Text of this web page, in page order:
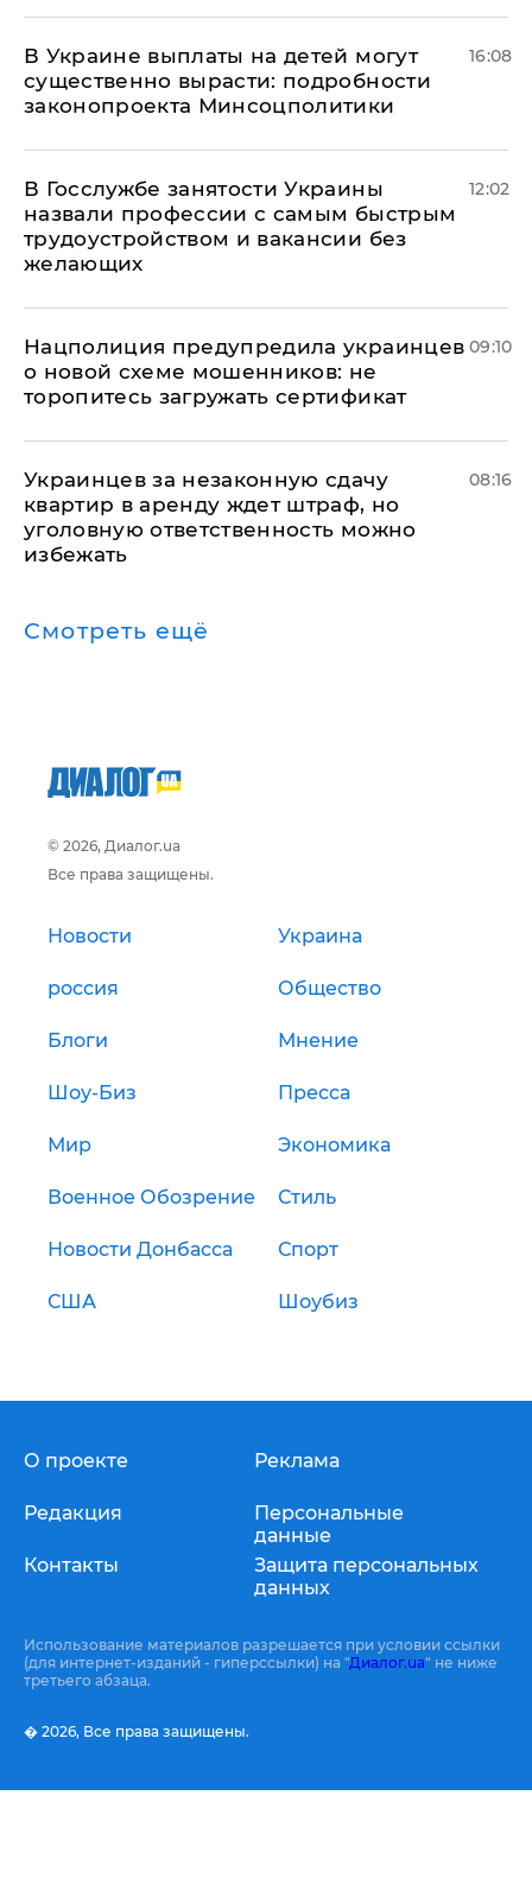
В Украине выплаты на детей могут
существенно вырасти: подробности
законопроекта Минсоцполитики
16:08
В Госслужбе занятости Украины
назвали профессии с самым быстрым
трудоустройством и вакансии без
желающих
12:02
Нацполиция предупредила украинцев
о новой схеме мошенников: не
торопитесь загружать сертификат
09:10
Украинцев за незаконную сдачу
квартир в аренду ждет штраф, но
уголовную ответственность можно
избежать
08:16
Смотреть ещё
© 2026, Диалог.ua
Все права защищены.
Новости Украина
россия Общество
Блоги Мнение
Шоу-Биз Пресса
Мир Экономика
Военное Обозрение Стиль
Новости Донбасса Спорт
США Шоубиз
О проекте
Редакция
Контакты
Реклама
Персональные
данные
Защита персональных
данных
Использование материалов разрешается при условии ссылки
(для интернет-изданий - гиперссылки) на "Диалог.ua" не ниже
третьего абзаца.
� 2026, Все права защищены.